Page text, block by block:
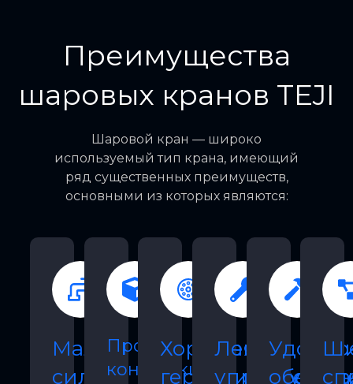
Преимущества
шаровых кранов TEJI
Шаровой кран — широко
используемый тип крана, имеющий
ряд существенных преимуществ,
основными из которых являются:
Малая
сила
Простая
конструкция,
ХорошаяЛегкое
управление,